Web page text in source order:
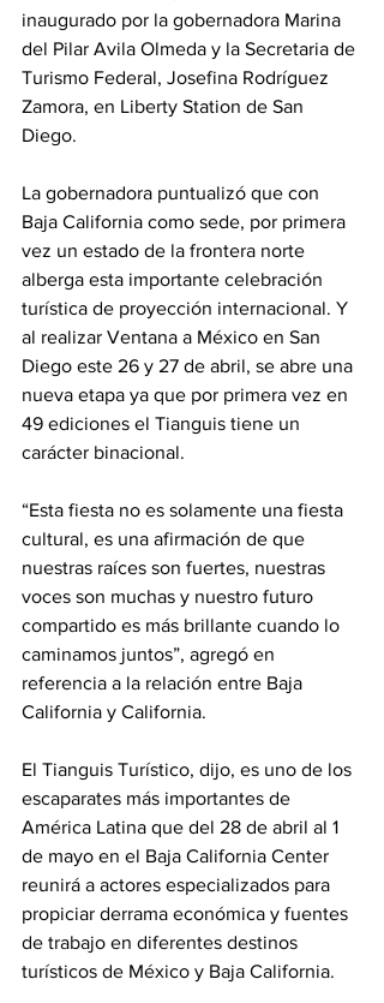
inaugurado por la gobernadora Marina
del Pilar Avila Olmeda y la Secretaria de
Turismo Federal, Josefina Rodríguez
Zamora, en Liberty Station de San
Diego.
La gobernadora puntualizó que con
Baja California como sede, por primera
vez un estado de la frontera norte
alberga esta importante celebración
turística de proyección internacional. Y
al realizar Ventana a México en San
Diego este 26 y 27 de abril, se abre una
nueva etapa ya que por primera vez en
49 ediciones el Tianguis tiene un
carácter binacional.
“Esta fiesta no es solamente una fiesta
cultural, es una afirmación de que
nuestras raíces son fuertes, nuestras
voces son muchas y nuestro futuro
compartido es más brillante cuando lo
caminamos juntos”, agregó en
referencia a la relación entre Baja
California y California.
El Tianguis Turístico, dijo, es uno de los
escaparates más importantes de
América Latina que del 28 de abril al 1
de mayo en el Baja California Center
reunirá a actores especializados para
propiciar derrama económica y fuentes
de trabajo en diferentes destinos
turísticos de México y Baja California.